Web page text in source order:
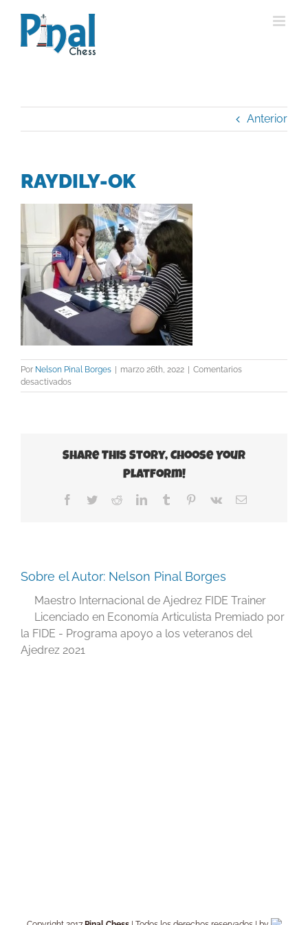
contenido
Anterior
RAYDILY-OK
Por Nelson Pinal Borges | marzo 26th, 2022 | Comentarios
desactivadosen
RAYDILY-
Share This Story, Choose Your
Platform!
Facebook
TwitterRedditLinkedInTumblr Pinterest
Vk
Correo
Sobre el Autor: Nelson Pinal Borges
Maestro Internacional de Ajedrez FIDE Trainer
Licenciado en Economía Articulista Premiado por
la FIDE - Programa apoyo a los veteranos del
Ajedrez 2021